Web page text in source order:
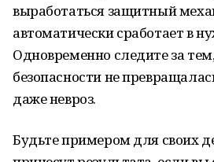
выработаться защитный
автоматически сработает в
Одновременно следите за
безопасности не
даже невроз.
Будьте примером для своих